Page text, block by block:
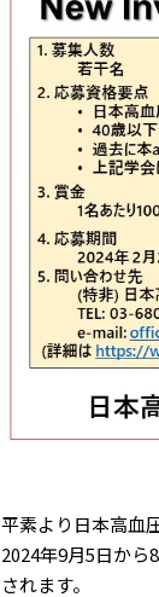
平素より日本高血
2024年9月5日か
されます。